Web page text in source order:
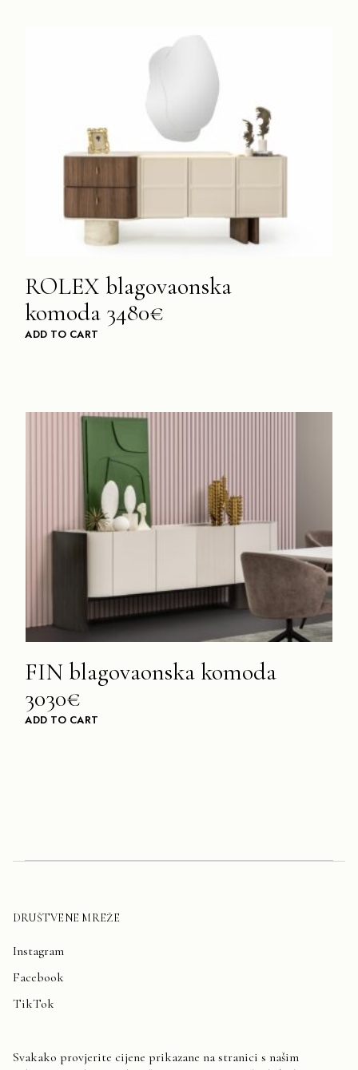
ROLEX blagovaonska
komoda 3480€
ADD TO CART
FIN blagovaonska komoda
3030€
ADD TO CART
DRUŠTVENE MREŽE
Instagram
Facebook
TikTok
Svakako provjerite cijene prikazane na stranici s našim